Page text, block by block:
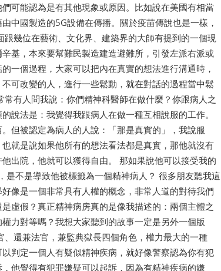
可能認為是有其他現象或原因。比如說在美國有相當
中國製造的5G設備在傳播。關於疫苗傳說也是一樣，
幾位在藝術、文化界、建築界的大師有提到的一個現
基，本來要幫難民製造建造避難所，引發左派右派或
一個過程，大家可以把內在真實的想法進行溝通時，
可改變的人，進行一些鬆動，就在對話的過程當中鬆
有人問我說：你們精神科醫師在做什麼？你跟病人之
說法是：我覺得我跟病人在做一種互相說服的工作。
但被認定為病人的人說：「那是真實的」，我說服
就是說如果他所有的想法看法都是真實，那他就沒有
出院，他就可以獲得自由。 那如果說他可以接受我的
不是導致他被標籤為一個精神病人？ 很多朋友聽我這
像是一個非常具有人權的概念，非常人道的對待我們
虛假？真正精神病房真的是像我描述的：兩個主體之
力對等嗎？我想大家聽到的故事一定是另外一個版
還兼法官，兼監典獄長四個角色，權力最大的一種
判定一個人有疑似精神疾病，就好像警察認為你有犯
他覺得有犯罪嫌疑可以起訴，因為有精神疾病的嫌